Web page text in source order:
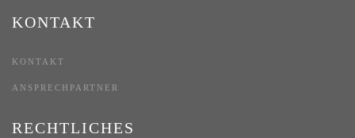
KONTAKT
KONTAKT
ANSPRECHPARTNER
RECHTLICHES